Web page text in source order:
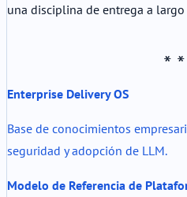
una disciplina de entrega a
Enterprise Delivery OS
Base de conocimientos
seguridad y adopción de LLM.
Modelo de Referencia de